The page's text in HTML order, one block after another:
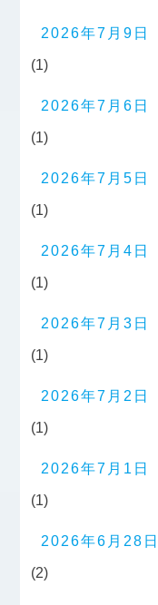
2026年7月9日
(1)
2026年7月6日
(1)
2026年7月5日
(1)
2026年7月4日
(1)
2026年7月3日
(1)
2026年7月2日
(1)
2026年7月1日
(1)
2026年6月28日
(2)